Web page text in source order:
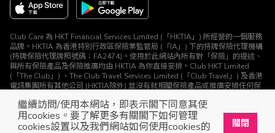
繼續訪問/使用本網站，即表示閣下同意其使
用cookies。要了解更多有關閣下如何管理
cookies設置以及我們網站如何使用cookies的
關閉
Club Care 為 HKT Financial Services Limited (「HKTIA」) 所經營的一個服務
品牌。HKTIA 為香港特別行政區保險業監管局 (「IA」) 下的持牌保險代理機構
(持牌保險代理牌照號碼：FA2474)。使用於此網站內所有對「保險」的提述、
與所有保險產品及保險推廣均由 HKTIA 為你直接安排。Club HKT Limited
(「The Club」) 、The Club Travel Services Limited (「Club Travel」) 及香港
電訊集團所有其他公司 (HKTIA除外) 並沒有就相關保險產品或推廣安排任何保
© The Club 2026. 保留所有權利
立即下載The Club手機app